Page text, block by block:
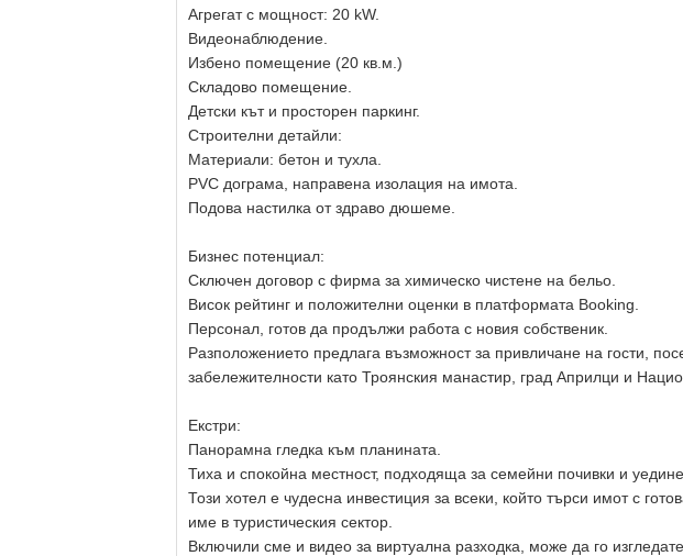
Агрегат с мощност: 20 kW.
Видеонаблюдение.
Избено помещение (20 кв.м.)
Складово помещение.
Детски кът и просторен паркинг.
Строителни детайли:
Материали: бетон и тухла.
PVC дограма, направена изолация на имота.
Подова настилка от здраво дюшеме.
Бизнес потенциал:
Сключен договор с фирма за химическо чистене на бельо.
Висок рейтинг и положителни оценки в платформата Booking.
Персонал, готов да продължи работа с новия собственик.
Разположението предлага възможност за привличане на гости,
забележителности като Троянския манастир, град Априлци и
Екстри:
Панорамна гледка към планината.
Тиха и спокойна местност, подходяща за семейни почивки и
Този хотел е чудесна инвестиция за всеки, който търси имот с
име в туристическия сектор.
Включили сме и видео за виртуална разходка, може да го